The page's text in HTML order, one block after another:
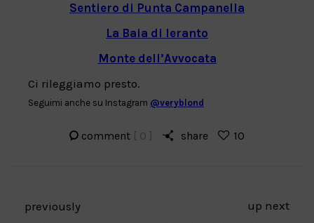
Sentiero di Punta Campanella
La Baia di Ieranto
Monte dell’Avvocata
Ci rileggiamo presto.
Seguimi anche su Instagram @veryblond
comment [ 0 ] share 10
previously up next